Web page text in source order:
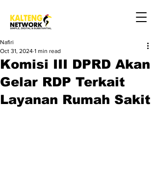
Komisi III DPRD Akan
Gelar RDP Terkait
Layanan Rumah Sakit
Nafiri
Oct 31, 2024 1 min read